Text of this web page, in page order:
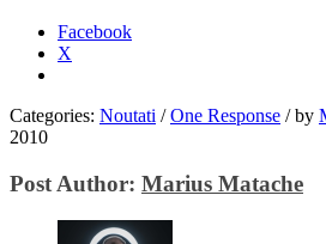
Facebook
X
Categories: Noutati / One Response /by
2010
Post Author: Marius Matache